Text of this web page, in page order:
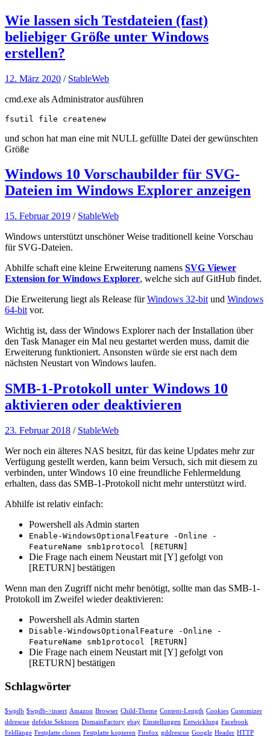
Wie lassen sich Testdateien (fast)
beliebiger Größe unter Windows
erstellen?
12. März 2020 / StableWeb
cmd.exe als Administrator ausführen
fsutil file createnew
und schon hat man eine mit NULL gefüllte Datei der gewünschten
Größe
Windows 10 Vorschaubilder für SVG-
Dateien im Windows Explorer anzeigen
15. Februar 2019 / StableWeb
Windows unterstützt unschöner Weise traditionell keine Vorschau
für SVG-Dateien.
Abhilfe schaft eine kleine Erweiterung namens SVG Viewer
Extension for Windows Explorer, welche sich auf GitHub findet.
Die Erweiterung liegt als Release fürWindows 32-bit und Windows
64-bit vor.
Wichtig ist, dass der Windows Explorer nach der Installation über
den Task Manager ein Mal neu gestartet werden muss, damit die
Erweiterung funktioniert. Ansonsten würde sie erst nach dem
nächsten Neustart von Windows laufen.
SMB-1-Protokoll unter Windows 10
aktivieren oder deaktivieren
23. Februar 2018 / StableWeb
Wer noch ein älteres NAS besitzt, für das keine Updates mehr zur
Verfügung gestellt werden, kann beim Versuch, sich mit diesem zu
verbinden, unter Windows 10 eine freundliche Fehlermeldung
erhalten, dass das SMB-1-Protokoll nicht mehr unterstützt wird.
Abhilfe ist relativ einfach:
Powershell als Admin starten
Enable-WindowsOptionalFeature -Online -
FeatureName smb1protocol [RETURN]
Die Frage nach einem Neustart mit [Y] gefolgt von
[RETURN] bestätigen
Wenn man den Zugriff nicht mehr benötigt, sollte man das SMB-1-
Protokoll im Zweifel wieder deaktivieren:
Powershell als Admin starten
Disable-WindowsOptionalFeature -Online -
FeatureName smb1protocol [RETURN]
Die Frage nach einem Neustart mit [Y] gefolgt von
[RETURN] bestätigen
Schlagwörter
$wpdb $wpdb->insert Amazon Browser Child-Theme Content-Length Cookies Customizer
ddrescue defekte Sektoren DomainFactory ebay Einstellungen Entwicklung Facebook
Feldlänge Festplatte clonen Festplatte kopieren Firefox gddrescue Google Header HTTP